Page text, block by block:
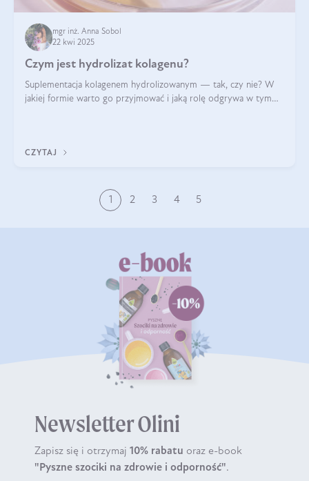
mgr inż. Anna Sobol
22 kwi 2025
Czym jest hydrolizat kolagenu?
Suplementacja kolagenem hydrolizowanym — tak, czy nie? W
jakiej formie warto go przyjmować i jaką rolę odgrywa w tym
CZYTAJ
1 2 3 4 5
Newsletter Olini
Zapisz się i otrzymaj 10% rabatu oraz e-book
"Pyszne szociki na zdrowie i odporność".